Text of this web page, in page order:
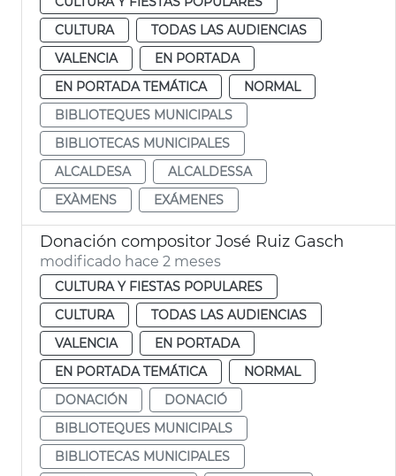
CULTURA
TODAS LAS AUDIENCIAS
VALENCIA
EN PORTADA
EN PORTADA TEMÁTICA
NORMAL
BIBLIOTEQUES MUNICIPALS
BIBLIOTECAS MUNICIPALES
ALCALDESA
ALCALDESSA
EXÀMENS
EXÁMENES
Donación compositor José Ruiz Gasch
modificado hace 2 meses
CULTURA Y FIESTAS POPULARES
CULTURA
TODAS LAS AUDIENCIAS
VALENCIA
EN PORTADA
EN PORTADA TEMÁTICA
NORMAL
DONACIÓN
DONACIÓ
BIBLIOTEQUES MUNICIPALS
BIBLIOTECAS MUNICIPALES